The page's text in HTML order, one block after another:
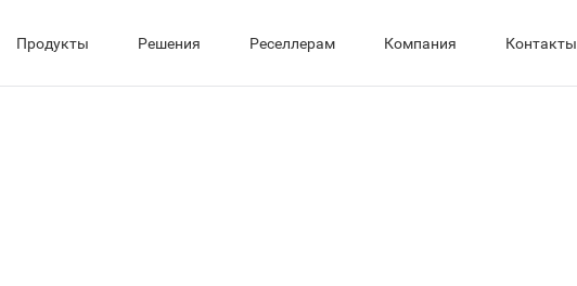
Продукты Решения Реселлерам Компания Контакты